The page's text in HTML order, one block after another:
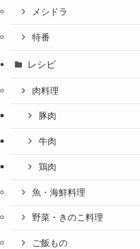
メシドラ
特番
レシピ
肉料理
豚肉
牛肉
鶏肉
魚・海鮮料理
野菜・きのこ料理
ご飯もの